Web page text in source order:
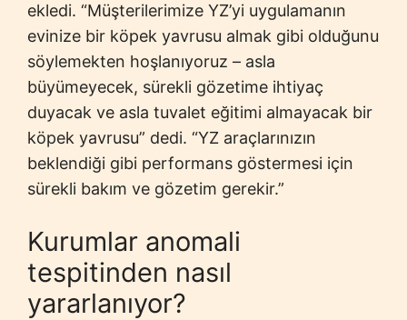
ekledi. “Müşterilerimize YZ’yi uygulamanın
evinize bir köpek yavrusu almak gibi olduğunu
söylemekten hoşlanıyoruz – asla
büyümeyecek, sürekli gözetime ihtiyaç
duyacak ve asla tuvalet eğitimi almayacak bir
köpek yavrusu” dedi. “YZ araçlarınızın
beklendiği gibi performans göstermesi için
sürekli bakım ve gözetim gerekir.”
Kurumlar anomali
tespitinden nasıl
yararlanıyor?